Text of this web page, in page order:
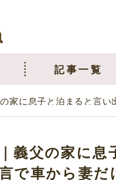
記事一覧
家に息子と泊まると言
義父の家に
で車から妻だ